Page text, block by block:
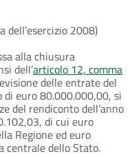
dell’esercizio 2008)
alla chiusura
dell’articolo 12, comma
delle entrate del
di euro 80.000.000,00, si
del rendiconto dell’anno
di cui euro
Regione ed euro
centrale dello Stato.